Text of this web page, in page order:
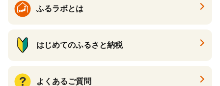
ふるラボとは
はじめてのふるさと納税
よくあるご質問